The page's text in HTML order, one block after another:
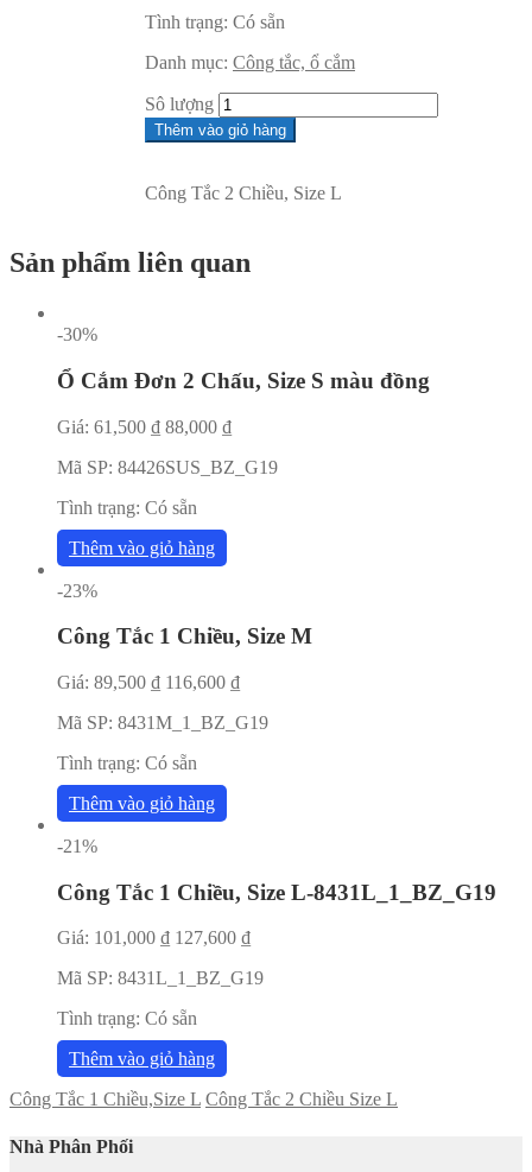
Tình trạng: Có sẵn
Danh mục: Công tắc, ổ cắm
Sô lượng
Thêm vào giỏ hàng
Công Tắc 2 Chiều, Size L
Sản phẩm liên quan
-30%
Ổ Cắm Đơn 2 Chấu, Size S màu đồng
Giá: 61,500 ₫ 88,000 ₫
Mã SP: 84426SUS_BZ_G19
Tình trạng: Có sẵn
Thêm vào giỏ hàng
-23%
Công Tắc 1 Chiều, Size M
Giá: 89,500 ₫ 116,600 ₫
Mã SP: 8431M_1_BZ_G19
Tình trạng: Có sẵn
Thêm vào giỏ hàng
-21%
Công Tắc 1 Chiều, Size L-8431L_1_BZ_G19
Giá: 101,000 ₫ 127,600 ₫
Mã SP: 8431L_1_BZ_G19
Tình trạng: Có sẵn
Thêm vào giỏ hàng
Công Tắc 1 Chiều,Size L Công Tắc 2 Chiều Size L
Nhà Phân Phối